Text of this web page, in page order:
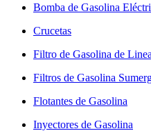
Bomba de Gasolina
Crucetas
Filtro de Gasolina de Linea
Filtros de Gasolina
Flotantes de Gasolina
Inyectores de Gasolina